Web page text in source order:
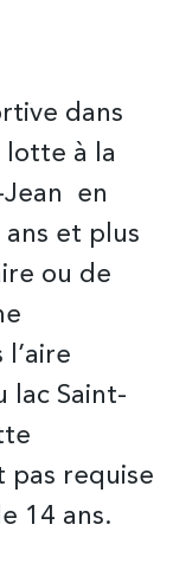
dans
lotte à la
Jean en
et plus
ou de
lac Saint-
pas requise
14 ans.